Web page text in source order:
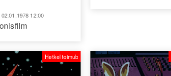
02.01.1978 12:00
Hetkel toimub